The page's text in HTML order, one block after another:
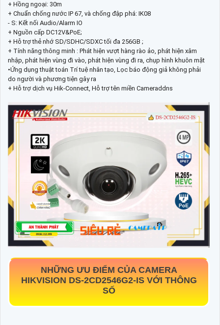
+ Hồng ngoại: 30m
+ Chuẩn chống nước IP 67, và chống đập phá: IK08
- S: Kết nối Audio/Alarm IO
+ Nguồn cấp DC12V&PoE;
+ Hỗ trợ thẻ nhớ SD/SDHC/SDXC tối đa 256GB ;
+ Tính năng thông minh : Phát hiện vượt hàng rào ảo, phát hiện xâm
nhập, phát hiện vùng đi vào, phát hiện vùng đi ra, chụp hình khuôn mặt
•Ứng dụng thuật toán Trí tuệ nhân tạo, Lọc báo động giả không phải
do người và phương tiện gây ra
+ Hỗ trợ dịch vụ Hik-Connect, Hỗ trợ tên miền Cameraddns
NHỮNG ƯU ĐIỂM CỦA CAMERA
HIKVISION DS-2CD2546G2-IS VỚI THÔNG
SỐ